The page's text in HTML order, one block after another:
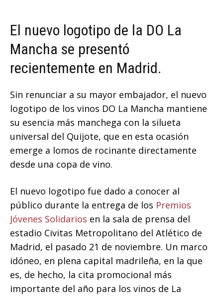
El nuevo logotipo de la DO La
Mancha se presentó
recientemente en Madrid.
Sin renunciar a su mayor embajador, el nuevo
logotipo de los vinos DO La Mancha mantiene
su esencia más manchega con la silueta
universal del Quijote, que en esta ocasión
emerge a lomos de rocinante directamente
desde una copa de vino.
El nuevo logotipo fue dado a conocer al
público durante la entrega de los Premios
Jóvenes Solidarios en la sala de prensa del
estadio Civitas Metropolitano del Atlético de
Madrid, el pasado 21 de noviembre. Un marco
idóneo, en plena capital madrileña, en la que
es, de hecho, la cita promocional más
importante del año para los vinos de La